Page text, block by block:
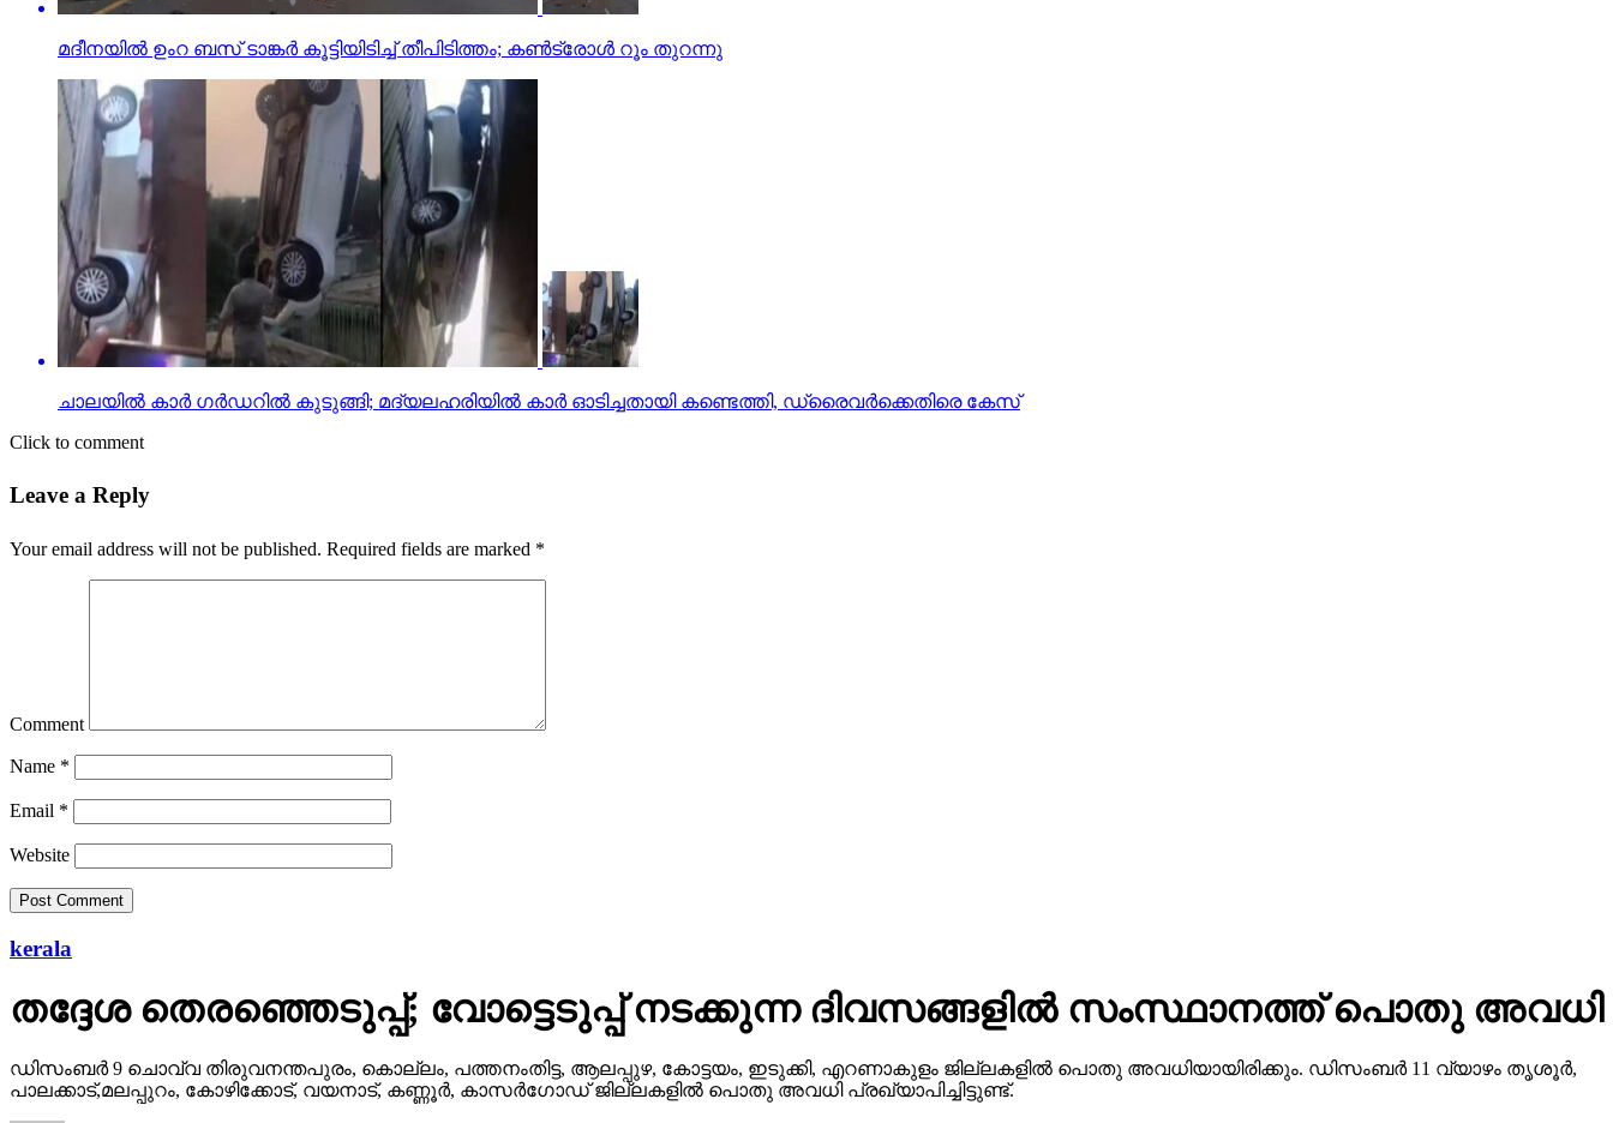
മദീനയില്‍ ഉംറ ബസ് ടാങ്കര്‍ കൂട്ടിയിടിച്ച് തീപിടിത്തം; കണ്‍ട്രോള്‍ റൂം തുറന്നു
ചാലയിൽ കാർ ഗർഡറിൽ കുടുങ്ങി; മദ്യലഹരിയിൽ കാർ ഓടിച്ചതായി കണ്ടെത്തി, ഡ്രൈവർക്കെതിരെ കേസ്
Click to comment
Leave a Reply
Your email address will not be published. Required fields are marked *
Comment
Name *
Email *
Website
kerala
തദ്ദേശ തെരഞ്ഞെടുപ്പ്; വോട്ടെടുപ്പ് നടക്കുന്ന ദിവസങ്ങളില്‍ സംസ്ഥാനത്ത് പൊതു അവധി
ഡിസംബര്‍ 9 ചൊവ്വ തിരുവനന്തപുരം, കൊല്ലം, പത്തനംതിട്ട, ആലപ്പുഴ, കോട്ടയം, ഇടുക്കി, എറണാകുളം ജില്ലകളില്‍ പൊതു അവധിയായിരിക്കും. ഡിസംബര്‍ 11 വ്യാഴം തൃശൂര്‍,
പാലക്കാട്,മലപ്പുറം, കോഴിക്കോട്, വയനാട്, കണ്ണൂര്‍, കാസര്‍ഗോഡ് ജില്ലകളില്‍ പൊതു അവധി പ്രഖ്യാപിച്ചിട്ടുണ്ട്.